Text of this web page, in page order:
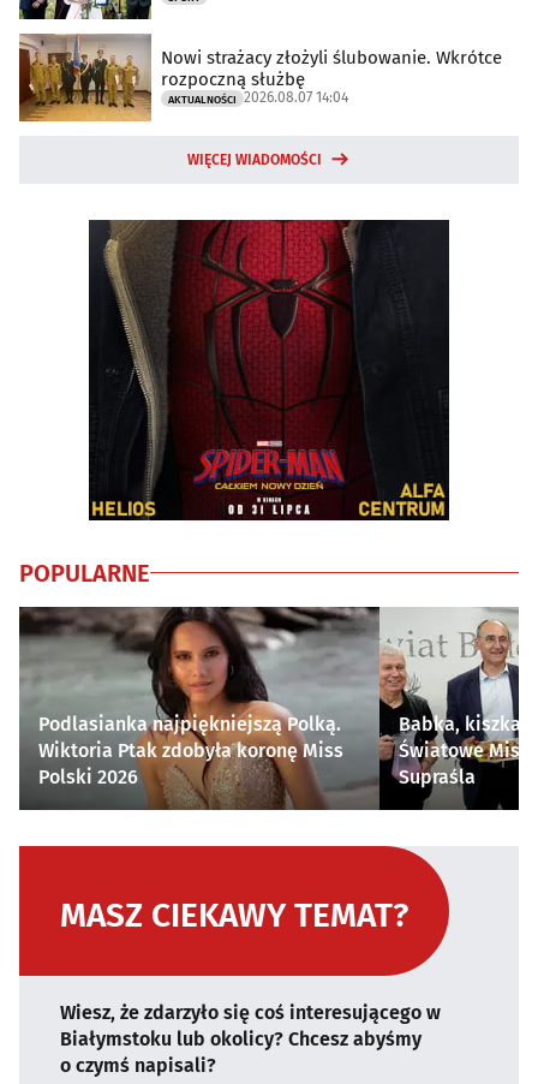
Nowi strażacy złożyli ślubowanie. Wkrótce
rozpoczną służbę
AKTUALNOŚCI 2026.08.07 14:04
WIĘCEJ WIADOMOŚCI
POPULARNE
Podlasianka najpiękniejszą Polką.
Wiktoria Ptak zdobyła koronę Miss
Polski 2026
Babka, kiszka i
Światowe
Supraśla
MASZ CIEKAWY TEMAT?
Wiesz, że zdarzyło się coś interesującego w
Białymstoku lub okolicy? Chcesz abyśmy
o czymś napisali?